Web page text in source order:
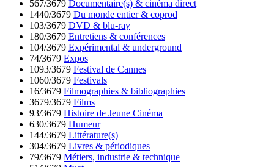
567/3679 Documentaire(s) & cinéma direct
1440/3679 Du monde entier & coprod
103/3679 DVD & blu-ray
180/3679 Entretiens & conférences
104/3679 Expérimental & underground
74/3679 Expos
1093/3679 Festival de Cannes
1060/3679 Festivals
16/3679 Filmographies & bibliographies
3679/3679 Films
93/3679 Histoire de Jeune Cinéma
630/3679 Humeur
144/3679 Littérature(s)
304/3679 Livres & périodiques
79/3679 Métiers, industrie & technique